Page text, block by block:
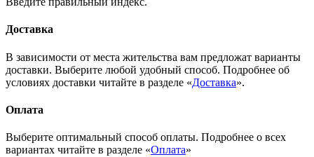
Доставка
В зависимости от места жительства вам предложат варианты
доставки. Выберите любой удобный способ. Подробнее об
условиях доставки читайте в разделе «Доставка».
Оплата
Выберите оптимальный способ оплаты. Подробнее о всех
вариантах читайте в разделе «Оплата»